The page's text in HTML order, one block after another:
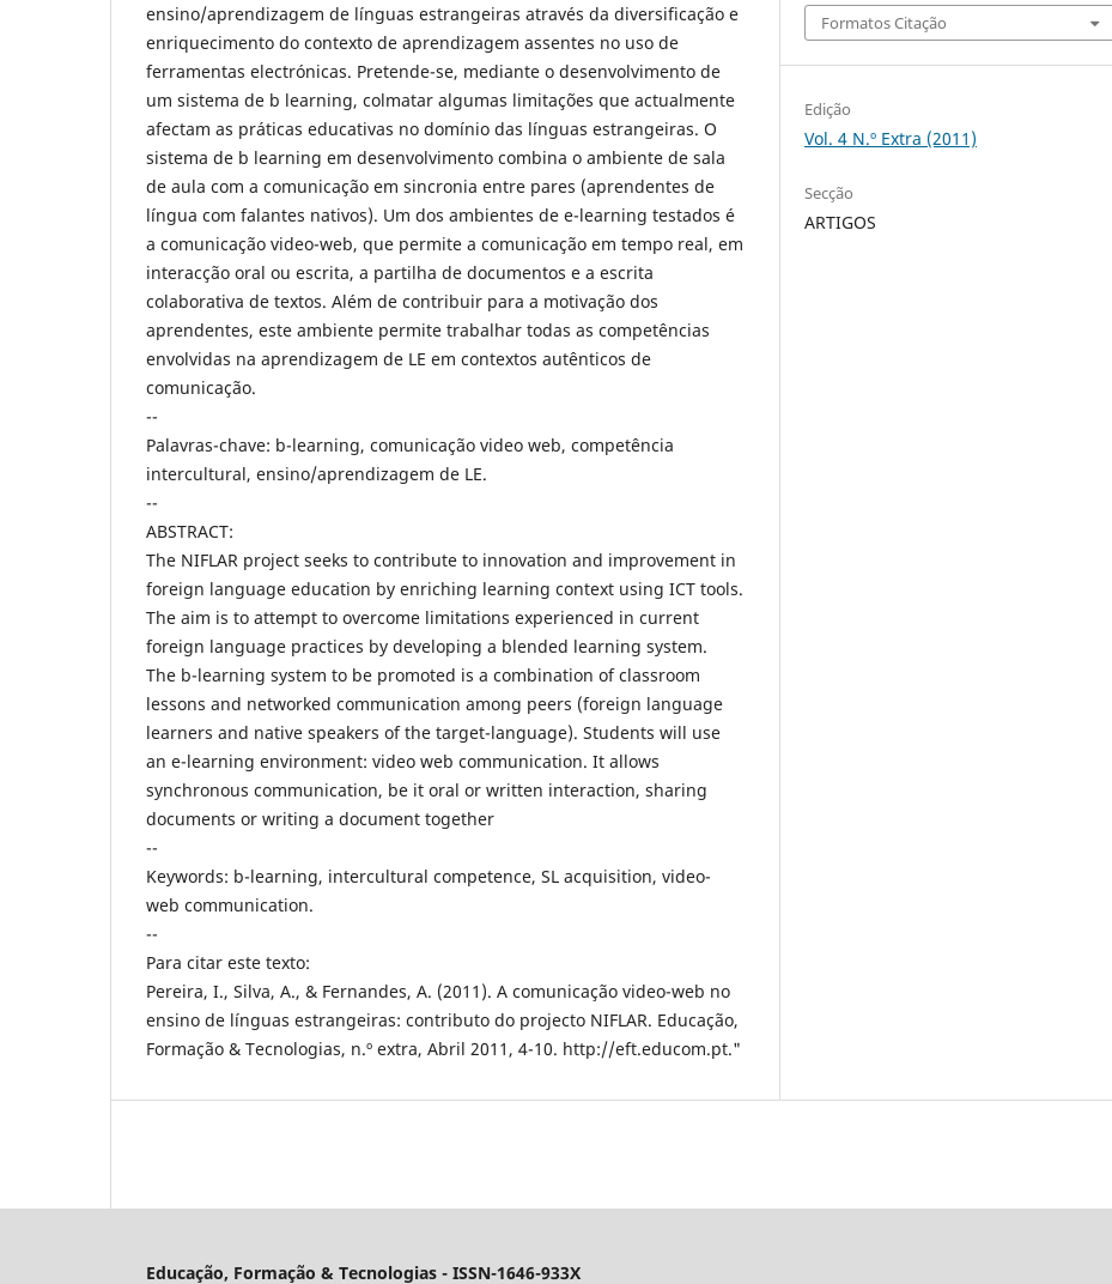
ensino/aprendizagem de línguas estrangeiras através da diversificação e
enriquecimento do contexto de aprendizagem assentes no uso de
ferramentas electrónicas. Pretende-se, mediante o desenvolvimento de
um sistema de b learning, colmatar algumas limitações que actualmente
afectam as práticas educativas no domínio das línguas estrangeiras. O
sistema de b learning em desenvolvimento combina o ambiente de sala
de aula com a comunicação em sincronia entre pares (aprendentes de
língua com falantes nativos). Um dos ambientes de e-learning testados é
a comunicação video-web, que permite a comunicação em tempo real, em
interacção oral ou escrita, a partilha de documentos e a escrita
colaborativa de textos. Além de contribuir para a motivação dos
aprendentes, este ambiente permite trabalhar todas as competências
envolvidas na aprendizagem de LE em contextos autênticos de
comunicação.
--
Palavras-chave: b-learning, comunicação video web, competência
intercultural, ensino/aprendizagem de LE.
--
ABSTRACT:
The NIFLAR project seeks to contribute to innovation and improvement in
foreign language education by enriching learning context using ICT tools.
The aim is to attempt to overcome limitations experienced in current
foreign language practices by developing a blended learning system.
The b-learning system to be promoted is a combination of classroom
lessons and networked communication among peers (foreign language
learners and native speakers of the target-language). Students will use
an e-learning environment: video web communication. It allows
synchronous communication, be it oral or written interaction, sharing
documents or writing a document together
--
Keywords: b-learning, intercultural competence, SL acquisition, video-
web communication.
--
Para citar este texto:
Pereira, I., Silva, A., & Fernandes, A. (2011). A comunicação video-web no
ensino de línguas estrangeiras: contributo do projecto NIFLAR. Educação,
Formação & Tecnologias, n.º extra, Abril 2011, 4-10. http://eft.educom.pt."
Formatos Citação
Edição
Vol. 4 N.º Extra (2011)
Secção
ARTIGOS
Educação, Formação & Tecnologias - ISSN-1646-933X